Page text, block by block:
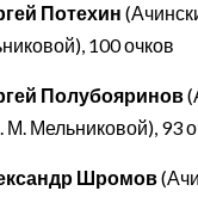
Потехин
100 очков
Полубояринов
Мельниковой), 93
Шромов